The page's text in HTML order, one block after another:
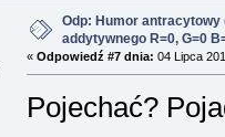
Odp: Humor antracytowy
addytywnego R=0, G=0
« Odpowiedź #7 dnia: 04 Lipca
Pojechać?